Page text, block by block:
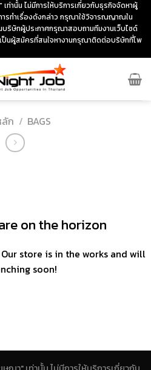
ท่านั้น ไม่มีการให้บริการเกี่ยวกับธุรกิจจัดหาผู้
รทำเรื่องดังกล่าว กรุณาใช้วิจารณญาณใน
บริษัทผู้ประกาศกรุณาสอบถามทีมงานเว็บไซด์
ป็นผู้สมัครที่สนใจหางานกรุณาติดต่อบริษัทที่โพ
ก / BAGS
on the horizon
store is in the works and will
soon!